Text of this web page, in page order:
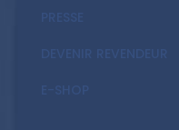
DEVENIR REVENDEUR
E-SHOP